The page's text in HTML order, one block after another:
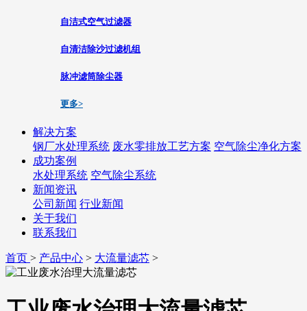
自洁式空气过滤器
自清洁除沙过滤机组
脉冲滤筒除尘器
更多>
解决方案
钢厂水处理系统 废水零排放工艺方案 空气除尘净化方案
成功案例
水处理系统 空气除尘系统
新闻资讯
公司新闻 行业新闻
关于我们
联系我们
首页 > 产品中心 > 大流量滤芯 >